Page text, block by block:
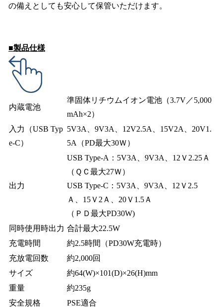
の備えとしても安心して保管いただけます。
■製品仕様
内蔵電池
準固体リチウムイオン電池（3.7V／5,000
mAh×2）
入力（USB Typ
e-C）
5V3A、9V3A、12V2.5A、15V2A、20V1.
5A（PD最大30Ｗ）
出力
USB Type-A：5V3A、9V3A、12Ｖ2.25Ａ
（ＱＣ最大27Ｗ）
USB Type-C：5V3A、9V3A、12Ｖ2.5
Ａ、15Ｖ2Ａ、20Ｖ1.5Ａ
（ＰＤ最大PD30W)
同時使用時出力 合計最大22.5W
充電時間
約2.5時間（PD30W充電時）
充放電回数
約2,000回
サイズ
約64(W)×101(D)×26(H)mm
重量
約235g
安全規格
PSE適合